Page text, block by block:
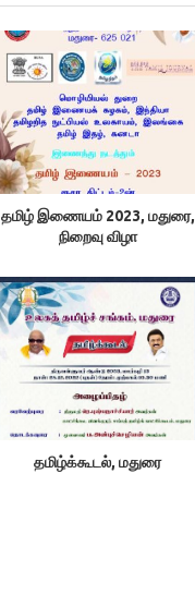
தமிழ் இணையம் 2023, மதுரை,
நிறைவு விழா
தமிழ்க்கூடல், மதுரை